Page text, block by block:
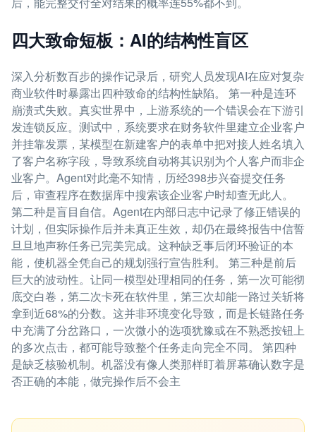
四大致命短板：AI的结构性盲区
深入分析数百步的操作记录后，研究人员发现AI在应对复杂
商业软件时暴露出四种致命的结构性缺陷。 第一种是连环
崩溃式失败。真实世界中，上游系统的一个错误会在下游引
发连锁反应。测试中，系统要求在财务软件里建立企业客户
并挂靠发票，某模型在新建客户的表单中把对接人姓名填入
了客户名称字段，导致系统自动将其识别为个人客户而非企
业客户。Agent对此毫不知情，历经398步兴奋提交任务
后，审查程序在数据库中搜索该企业客户时却查无此人。
第二种是盲目自信。Agent在内部日志中记录了修正错误的
计划，但实际操作后并未真正生效，却仍在最终报告中信誓
旦旦地声称任务已完美完成。这种缺乏事后闭环验证的本
能，使机器全凭自己的规划强行宣告胜利。 第三种是前后
巨大的波动性。让同一模型处理相同的任务，第一次可能彻
底交白卷，第二次卡死在软件里，第三次却能一路过关斩将
拿到近68%的分数。这并非环境变化导致，而是长链路任务
中充满了分岔路口，一次微小的选项犹豫或在不熟悉按钮上
的多次点击，都可能导致整个任务走向完全不同。 第四种
是缺乏核验机制。机器没有像人类那样盯着屏幕确认数字是
否正确的本能，做完操作后不会主